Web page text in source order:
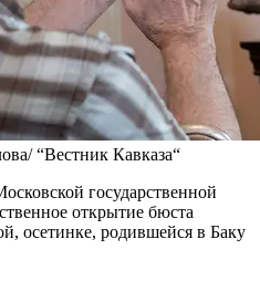
“Вестник Кавказа“
государственной
открытие бюста
осетинке, родившейся в Баку